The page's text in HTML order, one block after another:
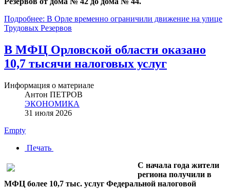
Подробнее: В Орле временно ограничили движение на улице
Трудовых Резервов
В МФЦ Орловской области оказано
10,7 тысячи налоговых услуг
Информация о материале
Антон ПЕТРОВ
ЭКОНОМИКА
31 июля 2026
Empty
Печать
С начала года жители
региона получили в
МФЦ более 10,7 тыс. услуг Федеральной налоговой